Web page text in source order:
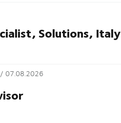
Solutions, Italy
07.08.2026